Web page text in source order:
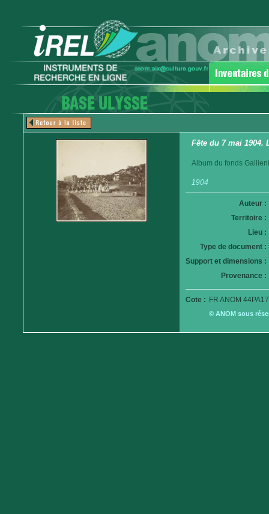
Fête du 7 mai 1904.
Album du fonds
1904
Auteur :
Territoire :
Lieu :
Type de document :
Support et dimensions :
Provenance :
Cote : FR ANOM
© ANOM sous